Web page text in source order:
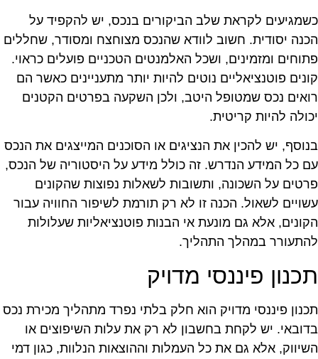
לקראת שלב הביקורים בנכס, יש להקפיד על
יסודית. חשוב לוודא שהנכס מצוחצח ומסודר, שחללים
ומזמינים, ושכל האלמנטים הטכניים פועלים כראוי.
פוטנציאליים נוטים להיות יותר מתעניינים כאשר הם
נכס שמטופל היטב, ולכן השקעה בפרטים הקטנים
להיות קריטית.
יש להכין את הנציגים או הסוכנים המייצגים את הנכס
כל המידע הנדרש. זה כולל מידע על היסטוריה של הנכס,
על השכונה, ותשובות לשאלות נפוצות שהקונים
לשאול. הכנה זו לא רק תורמת לשיפור החוויה עבור
אלא גם מונעת אי הבנות פוטנציאליות שעלולות
במהלך התהליך.
פיננסי מדויק
פיננסי מדויק הוא חלק בלתי נפרד מתהליך מכירת נכס
יש לקחת בחשבון לא רק את עלות השיפוצים או
אלא גם את כל העמלות וההוצאות הנלוות, כגון דמי